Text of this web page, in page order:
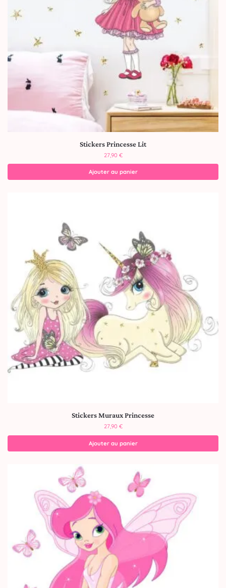
Stickers Princesse Lit
27,90 €
Ajouter au panier
Stickers Muraux Princesse
27,90 €
Ajouter au panier